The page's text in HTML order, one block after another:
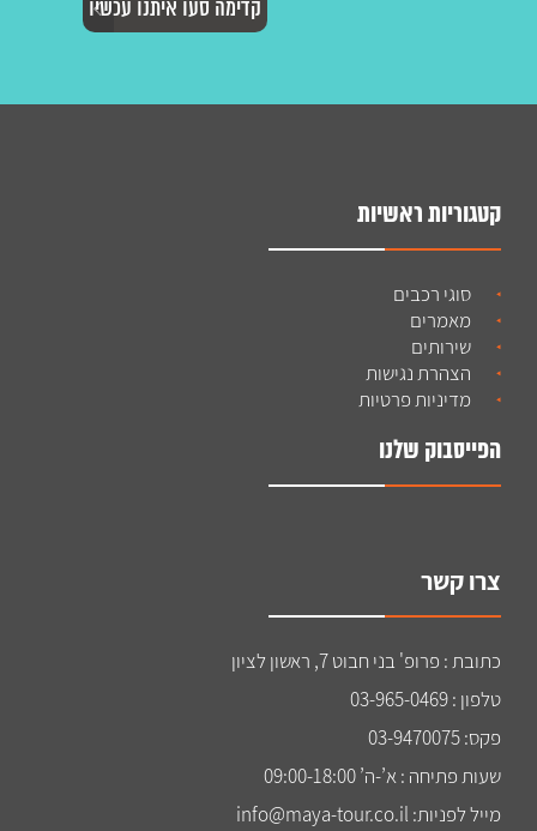
קטגוריות ראשיות
סוגי רכבים
מאמרים
שירותים
הצהרת נגישות
מדיניות פרטיות
הפייסבוק שלנו
צרו קשר
כתובת : פרופ' בני חבוט 7, ראשון לציון
טלפון : 03-965-0469
פקס: 03-9470075
שעות פתיחה : א’-ה’ 09:00-18:00
מייל לפניות: info@maya-tour.co.il